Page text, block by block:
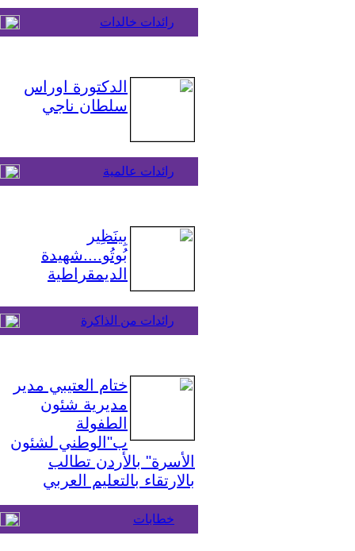
رائدات خالدات
الدكتورة اوراس
سلطان ناجي
رائدات عالمية
بِينَظِير
بُوتُو....شهيدة
الديمقراطية
رائدات من الذاكرة
ختام العتيبي مدير
مديرية شئون
الطفولة
ب"الوطني لشئون
الأسرة" بالأردن تطالب
بالارتقاء بالتعليم العربي
خطابات